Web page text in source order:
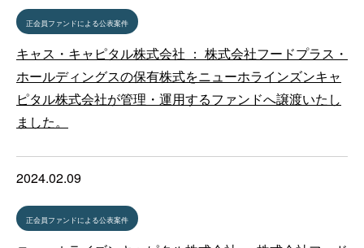
正会員ファンドによる公表案件
キャス・キャピタル株式会社 ： 株式会社フードプラス・
ホールディングスの保有株式をニューホラインズンキャ
ピタル株式会社が管理・運用するファンドへ譲渡いたし
ました。
2024.02.09
正会員ファンドによる公表案件